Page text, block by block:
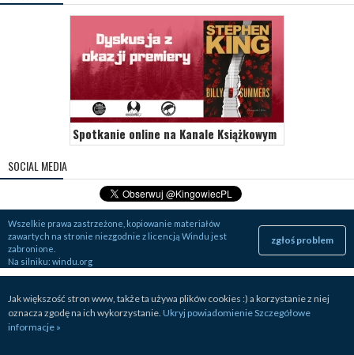
Spotkanie online na Kanale Książkowym
SOCIAL MEDIA
zgłoś problem
Wszelkie prawa zastrzeżone, kopiowanie materiałów
zawartych na stronie niezgodnie z licencją Windu jest
zabronione.
Na silniku: windu.org
Jak większość stron www, także ta używa plików cookies :) a korzystanie z niej
oznacza zgodę na ich wykorzystanie. Ukryj powiadomienieSzczegółowe
informacje »